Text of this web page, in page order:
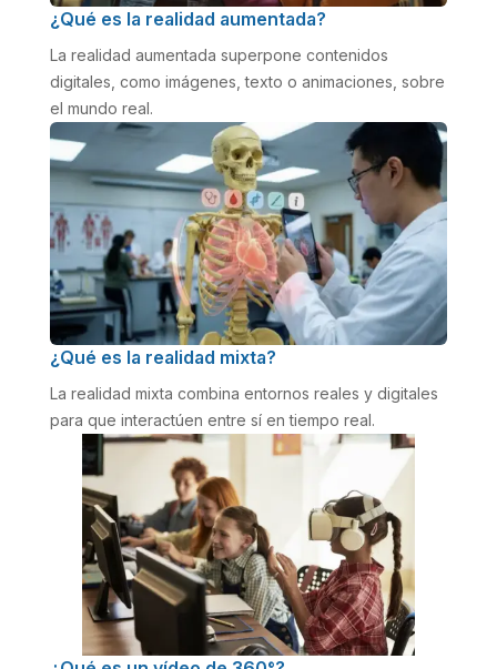
¿Qué es la realidad aumentada?
La realidad aumentada superpone contenidos
digitales, como imágenes, texto o animaciones, sobre
el mundo real.
¿Qué es la realidad mixta?
La realidad mixta combina entornos reales y digitales
para que interactúen entre sí en tiempo real.